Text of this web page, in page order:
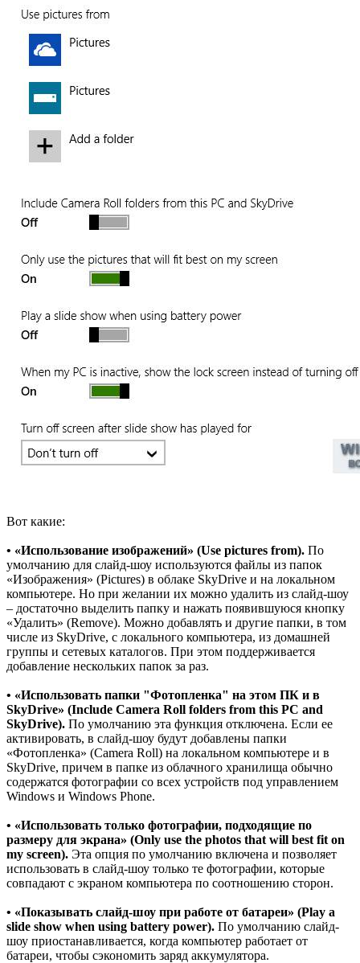
Вот какие:
• «Использование изображений» (Use pictures from). По
умолчанию для слайд-шоу используются файлы из папок
«Изображения» (Pictures) в облаке SkyDrive и на локальном
компьютере. Но при желании их можно удалить из слайд-шоу
– достаточно выделить папку и нажать появившуюся кнопку
«Удалить» (Remove). Можно добавлять и другие папки, в том
числе из SkyDrive, с локального компьютера, из домашней
группы и сетевых каталогов. При этом поддерживается
добавление нескольких папок за раз.
• «Использовать папки "Фотопленка" на этом ПК и в
SkyDrive» (Include Camera Roll folders from this PC and
SkyDrive). По умолчанию эта функция отключена. Если ее
активировать, в слайд-шоу будут добавлены папки
«Фотопленка» (Camera Roll) на локальном компьютере и в
SkyDrive, причем в папке из облачного хранилища обычно
содержатся фотографии со всех устройств под управлением
Windows и Windows Phone.
• «Использовать только фотографии, подходящие по
размеру для экрана» (Only use the photos that will best fit on
my screen). Эта опция по умолчанию включена и позволяет
использовать в слайд-шоу только те фотографии, которые
совпадают с экраном компьютера по соотношению сторон.
• «Показывать слайд-шоу при работе от батареи» (Play a
slide show when using battery power). По умолчанию слайд-
шоу приостанавливается, когда компьютер работает от
батареи, чтобы сэкономить заряд аккумулятора.